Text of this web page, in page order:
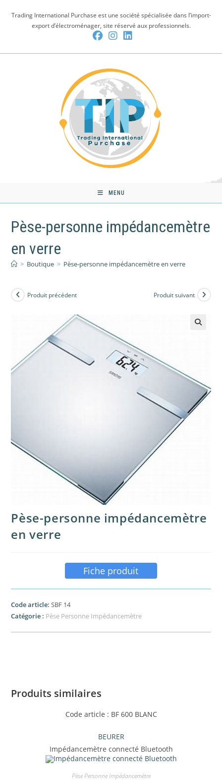
Trading International Purchase est une société spécialisée dans l’import-
export d’électroménager, site réservé aux professionnels.
MENU
Pèse-personne impédancemètre
en verre
> Boutique > Pèse-personne impédancemètre en verre
Produit précédent Produit suivant
Pèse-personne impédancemètre
en verre
Fiche produit
Code article:SBF 14
Catégorie : Pèse Personne Impédancemètre
Produits similaires
Code article : BF 600 BLANC
BEURER
Impédancemètre connecté Bluetooth
Pèse Personne Impédancemètre